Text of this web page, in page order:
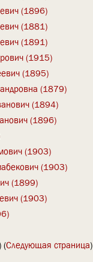
(1896)
(1881)
(1891)
(1915)
(1895)
(1879)
(1894)
(1896)
(1903)
(1903)
(1899)
(1903)
) (Следующая страница)